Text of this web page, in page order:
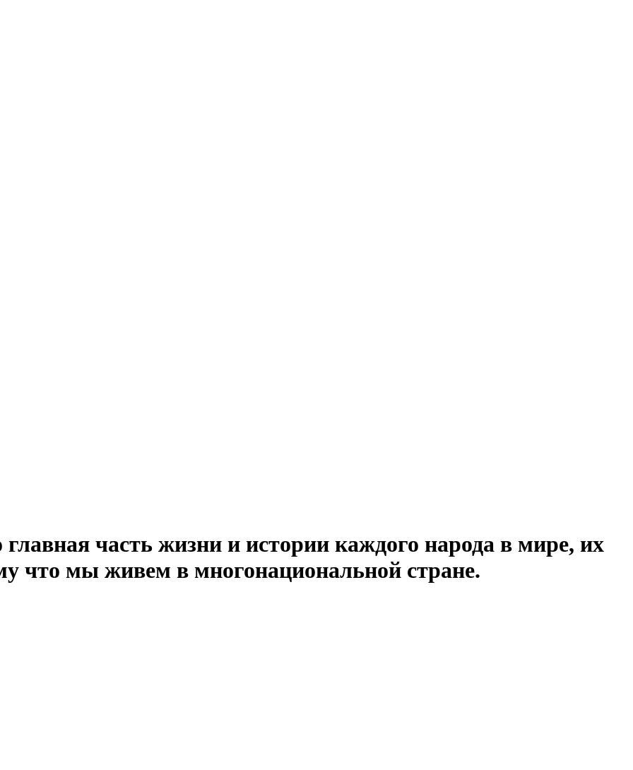
часть жизни и истории каждого народа в мире, их
что мы живем в многонациональной стране.